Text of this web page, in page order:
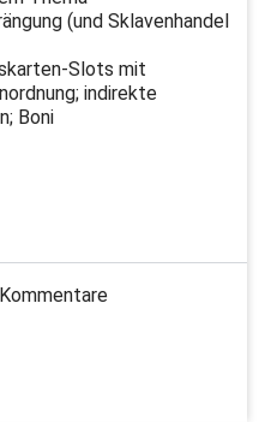
(und Sklavenhandel
Slots mit
indirekte
Boni